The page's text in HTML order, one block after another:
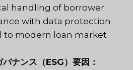
handling of borrower
with data protection
to modern loan market
ナンス（ESG）要因：